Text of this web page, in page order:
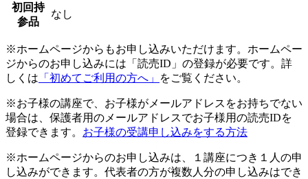
初回持
参品
なし
※ホームページからもお申し込みいただけます。ホームペー
ジからのお申し込みには「読売ID」の登録が必要です。詳
しくは 「初めてご利用の方へ」 をご覧ください。
※お子様の講座で、お子様がメールアドレスをお持ちでない
場合は、保護者用のメールアドレスでお子様用の読売IDを
登録できます。 お子様の受講申し込みをする方法
※ホームページからのお申し込みは、１講座につき１人の申
し込みができます。代表者の方が複数人分の申し込みはでき